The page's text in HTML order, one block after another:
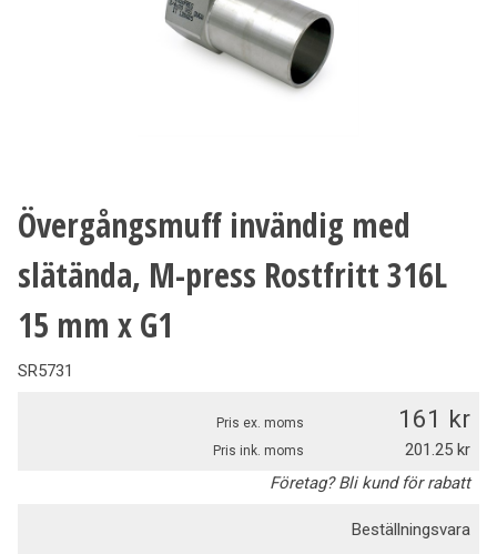
Övergångsmuff invändig med
slätända, M-press Rostfritt 316L
15 mm x G1
SR5731
Pris ex. moms 161
Pris ink. moms
201.25
Företag? Bli kund för rabatt
Beställningsvara